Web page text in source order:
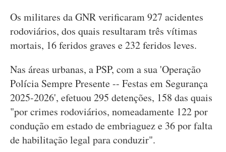
Os militares da GNR verificaram 927 acidentes
rodoviários, dos quais resultaram três vítimas
mortais, 16 feridos graves e 232 feridos leves.
Nas áreas urbanas, a PSP, com a sua 'Operação
Polícia Sempre Presente -- Festas em Segurança
2025-2026', efetuou 295 detenções, 158 das quais
"por crimes rodoviários, nomeadamente 122 por
condução em estado de embriaguez e 36 por falta
de habilitação legal para conduzir".